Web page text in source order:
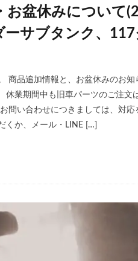
お盆休みについ
サブタンク、
商品追加情報と、お盆休みのお
休業期間中も旧車パーツのご注文
問い合わせにつきましては、対
くか、メール・LINE […]